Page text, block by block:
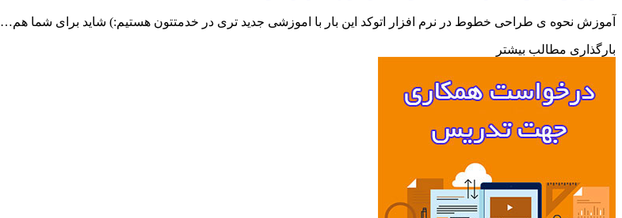
آموزش نحوه ی طراحی خطوط در نرم افزار اتوکد این بار با اموزشی جدید تری در خدمتتون هستیم:) شاید برای شما هم…
بارگذاری مطالب بیشتر